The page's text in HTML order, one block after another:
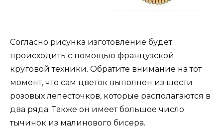
Согласно рисунка изготовление будет
происходить с помощью французской
круговой техники. Обратите внимание на тот
момент, что сам цветок выполнен из шести
розовых лепесточков, которые располагаются в
два ряда. Также он имеет большое число
тычинок из малинового бисера.